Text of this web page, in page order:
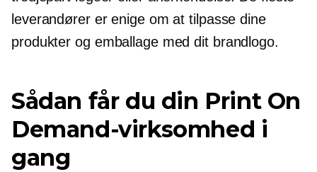
leverandører er enige om at tilpasse dine
produkter og emballage med dit brandlogo.
Sådan får du din Print On
Demand-virksomhed i
gang